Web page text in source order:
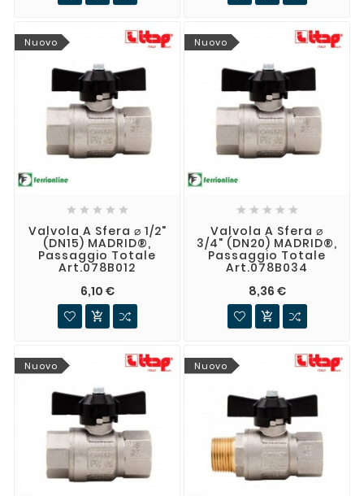
Nuovo
    
Valvola A Sfera ⌀ 1/2"
(DN15) MADRID®,
Passaggio Totale
Art.078B012
6,10 €

Nuovo
    
Valvola A Sfera ⌀
3/4" (DN20) MADRID®,
Passaggio Totale
Art.078B034
8,36 €

Nuovo Nuovo